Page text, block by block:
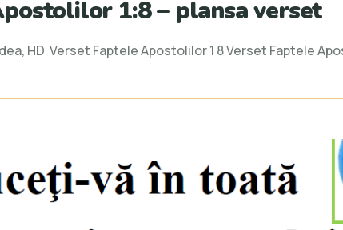
1:8 – plansa verset
HD Verset Faptele Apostolilor 1 8 Verset Faptele